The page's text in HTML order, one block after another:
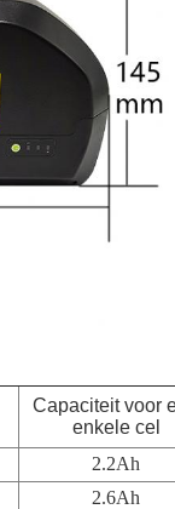
Capaciteit voor
enkele cel
2.2Ah
2.6Ah